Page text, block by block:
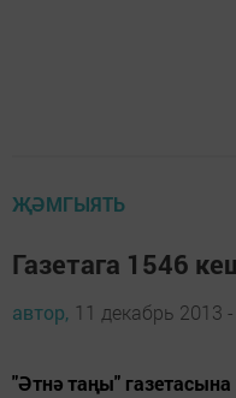
ҖӘМГЫЯТЬ
Газетага 1546
автор, 11 декабрь 2013
"Әтнә таңы"